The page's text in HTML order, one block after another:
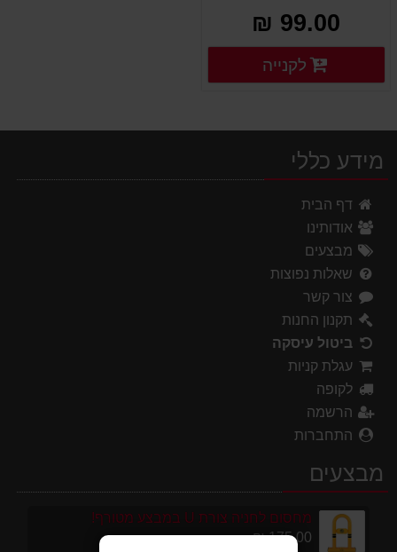
99.00 ₪
פרטים נוספים
לקנייה
מידע כללי
דף הבית
אודותינו
מבצעים
שאלות נפוצות
צור קשר
תקנון החנות
ביטול עיסקה
עגלת קניות
לקופה
הרשמה
התחברות
מבצעים
מחסום לחניה צורת U במבצע מטורף!
175.00 ₪